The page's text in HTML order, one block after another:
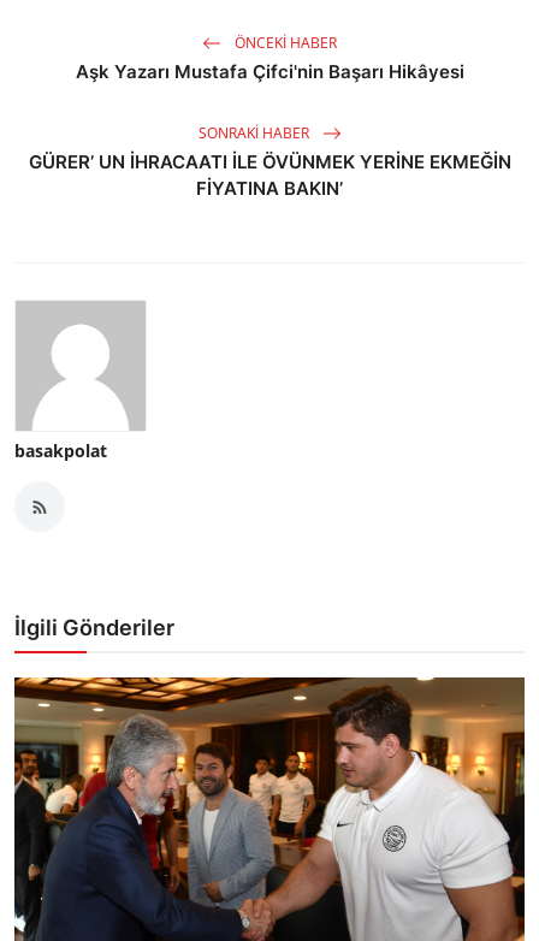
ÖNCEKI HABER
Aşk Yazarı Mustafa Çifci'nin Başarı Hikâyesi
SONRAKI HABER
GÜRER’ UN İHRACAATI İLE ÖVÜNMEK YERİNE EKMEĞİN
FİYATINA BAKIN’
basakpolat
İlgili Gönderiler